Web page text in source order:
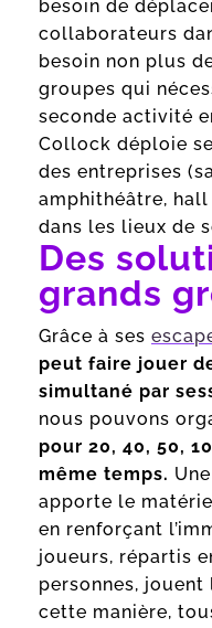
besoin de
collaborateurs
besoin non plus
groupes qui
seconde activité
Collock déploie
des entreprises
amphithéâtre, hall
dans les lieux de
Des
grands
Grâce à ses
peut faire jouer
simultané par
nous pouvons
pour 20, 40, 50,
même temps.
apporte le
en renforçant
joueurs, répartis
personnes, jouent
cette manière,